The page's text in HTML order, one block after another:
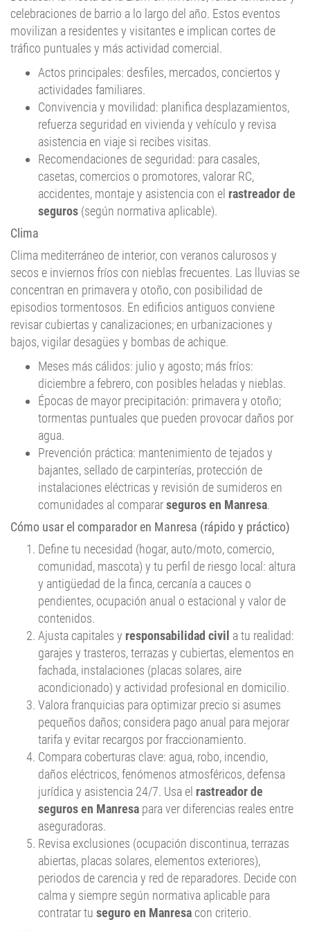
movilizan a residentes y visitantes e implican cortes de
tráfico puntuales y más actividad comercial.
Actos principales: desfiles, mercados, conciertos y
actividades familiares.
Convivencia y movilidad: planifica desplazamientos,
refuerza seguridad en vivienda y vehículo y revisa
asistencia en viaje si recibes visitas.
Recomendaciones de seguridad: para casales,
casetas, comercios o promotores, valorar RC,
accidentes, montaje y asistencia con elrastreador de
seguros(según normativa aplicable).
Clima
Clima mediterráneo de interior, con veranos calurosos y
secos e inviernos fríos con nieblas frecuentes. Las lluvias se
concentran en primavera y otoño, con posibilidad de
episodios tormentosos. En edificios antiguos conviene
revisar cubiertas y canalizaciones; en urbanizaciones y
bajos, vigilar desagües y bombas de achique.
Meses más cálidos: julio y agosto; más fríos:
diciembre a febrero, con posibles heladas y nieblas.
Épocas de mayor precipitación: primavera y otoño;
tormentas puntuales que pueden provocar daños por
agua.
Prevención práctica: mantenimiento de tejados y
bajantes, sellado de carpinterías, protección de
instalaciones eléctricas y revisión de sumideros en
comunidades al compararseguros en Manresa
Cómo usar el comparador en Manresa (rápido y práctico)
Define tu necesidad (hogar, auto/moto, comercio,
comunidad, mascota) y tu perfil de riesgo local: altura
y antigüedad de la finca, cercanía a cauces o
pendientes, ocupación anual o estacional y valor de
contenidos.
Ajusta capitales y
a tu realidad:
garajes y trasteros, terrazas y cubiertas, elementos en
fachada, instalaciones (placas solares, aire
acondicionado) y actividad profesional en domicilio.
Valora franquicias para optimizar precio si asumes
pequeños daños; considera pago anual para mejorar
tarifa y evitar recargos por fraccionamiento.
Compara coberturas clave: agua, robo, incendio,
daños eléctricos, fenómenos atmosféricos, defensa
jurídica y asistencia 24/7. Usa elrastreador de
seguros en Manresapara ver diferencias reales entre
aseguradoras.
Revisa exclusiones (ocupación discontinua, terrazas
abiertas, placas solares, elementos exteriores),
periodos de carencia y red de reparadores. Decide con
calma y siempre según normativa aplicable para
contratar tuseguro en Manresacon criterio.
CTA